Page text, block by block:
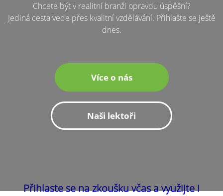
Chcete být v realitní branži opravdu úspěšní?
Jediná cesta vede přes kvalitní vzdělávání. Přihlašte se ještě
dnes.
Více o nás
Naši lektoři
Přihlaste se na zkoušku včas a využijte i